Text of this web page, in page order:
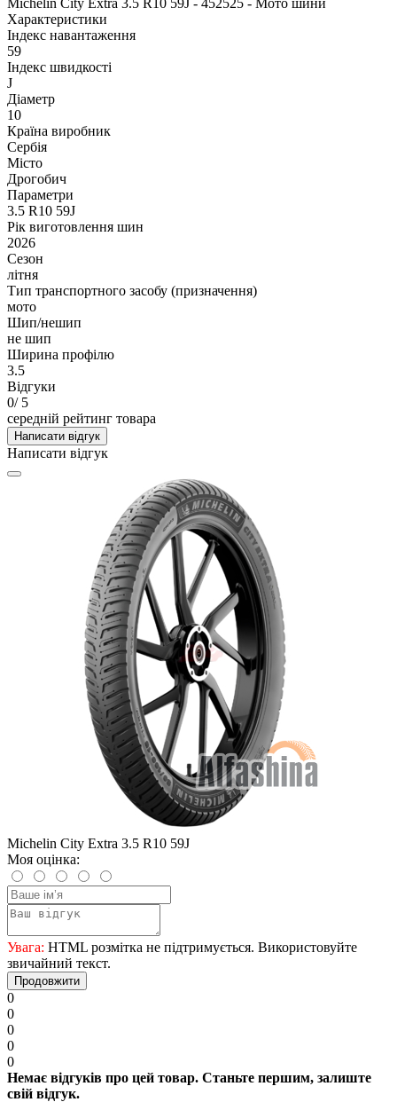
Характеристики
Індекс навантаження
59
Індекс швидкості
J
Діаметр
10
Країна виробник
Сербія
Місто
Дрогобич
Параметри
3.5 R10 59J
Рік виготовлення шин
2026
Сезон
літня
Тип транспортного засобу (призначення)
мото
Шип/нешип
не шип
Ширина профілю
3.5
Відгуки
0/ 5
середній рейтинг товара
Написати відгук
Написати відгук
Michelin City Extra 3.5 R10 59J
Моя оцінка:
Увага: HTML розмітка не підтримується. Використовуйте
звичайний текст.
Продовжити
0
0
0
0
0
Немає відгуків про цей товар. Станьте першим, залиште
свій відгук.